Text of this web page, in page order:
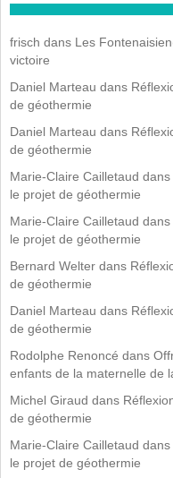
frisch dans Les
victoire
Daniel Marteau dans
de géothermie
Daniel Marteau dans
de géothermie
Marie-Claire Cailletaud dans
le projet de géothermie
Marie-Claire Cailletaud dans
le projet de géothermie
Bernard Welter dans
de géothermie
Daniel Marteau dans
de géothermie
Rodolphe Renoncé dans
enfants de la maternelle de
Michel Giraud dans
de géothermie
Marie-Claire Cailletaud dans
le projet de géothermie